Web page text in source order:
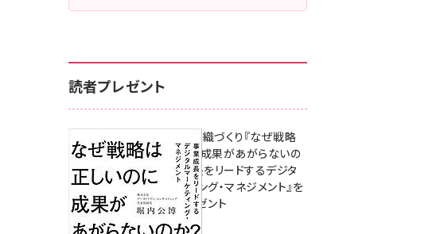
読者プレゼント
成果を生む組織づくり『なぜ戦略
は正しいのに成果があがらないの
か？ 事業成長をリードするデジタ
ルマーケティング・マネジメント』を
3名様にプレゼント
8月7日 10:00